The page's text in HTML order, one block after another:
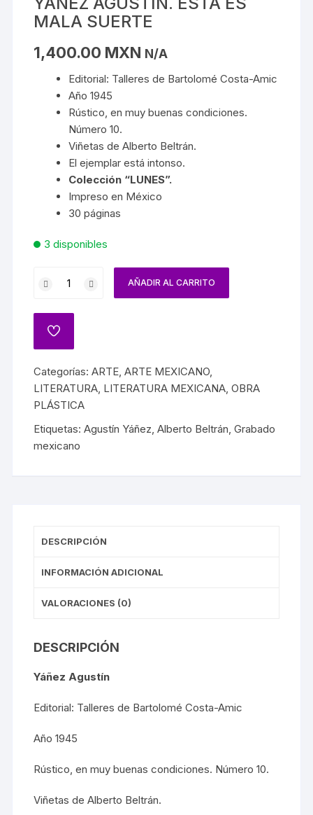
MALA SUERTE
1,400.00 MXN N/A
Editorial: Talleres de Bartolomé Costa-Amic
Año 1945
Rústico, en muy buenas condiciones.
Número 10.
Viñetas de Alberto Beltrán.
El ejemplar está intonso.
Colección “LUNES”.
Impreso en México
30 páginas
3 disponibles
AÑADIR AL CARRITO
Categorías:ARTE,ARTE MEXICANO,
LITERATURA, LITERATURA MEXICANA,OBRA
PLÁSTICA
Etiquetas:Agustín Yáñez,Alberto Beltrán,Grabado
mexicano
DESCRIPCIÓN
INFORMACIÓN ADICIONAL
VALORACIONES (0)
DESCRIPCIÓN
Yáñez Agustín
Editorial: Talleres de Bartolomé Costa-Amic
Año 1945
Rústico, en muy buenas condiciones. Número 10.
Viñetas de Alberto Beltrán.